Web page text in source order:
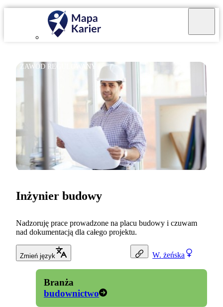
ZAWÓD REGULOWANY
W. żeńska
Inżynier budowy
Nadzoruję prace prowadzone na placu budowy i czuwam
nad dokumentacją dla całego projektu.
Zmień język
Branża
budownictwo